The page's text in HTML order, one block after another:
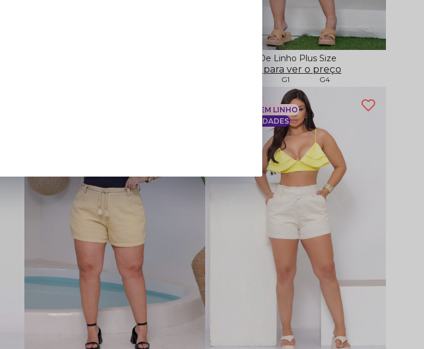
Macaquinho De Linho Plus Size
Cadastre-se para ver o preço
G1 G4
PRODUTOS EM LINHO
ÚLTIMAS UNIDADES